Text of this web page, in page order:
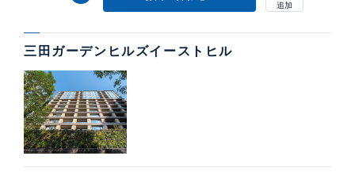
三田ガーデンヒルズイーストヒル